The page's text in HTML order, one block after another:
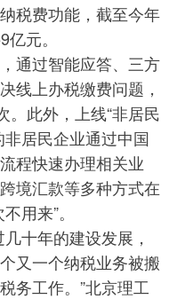
税费功能，截至今年
元。
过智能应答、三方
线上办税缴费问题，
。此外，上线“非居民
居民企业通过中国
程快速办理相关业
境汇款等多种方式在
用来”。
十年的建设发展，
又一个纳税业务被搬
务工作。”北京理工